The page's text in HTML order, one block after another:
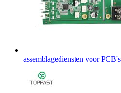
assemblagediensten voor PCB's